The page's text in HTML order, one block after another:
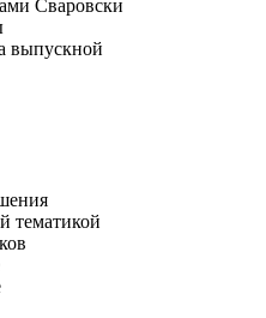
Сваровски
выпускной
тематикой